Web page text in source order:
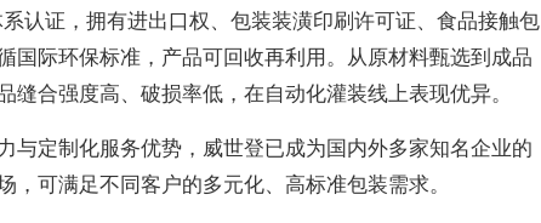
认证，拥有进出口权、包装装潢印刷许可证、食品接触包
国际环保标准，产品可回收再利用。从原材料甄选到成品
缝合强度高、破损率低，在自动化灌装线上表现优异。
与定制化服务优势，威世登已成为国内外多家知名企业的
，可满足不同客户的多元化、高标准包装需求。